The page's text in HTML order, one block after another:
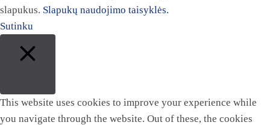
slapukus. Slapukų naudojimo taisyklės.
Sutinku
This website uses cookies to improve your experience while
you navigate through the website. Out of these, the cookies